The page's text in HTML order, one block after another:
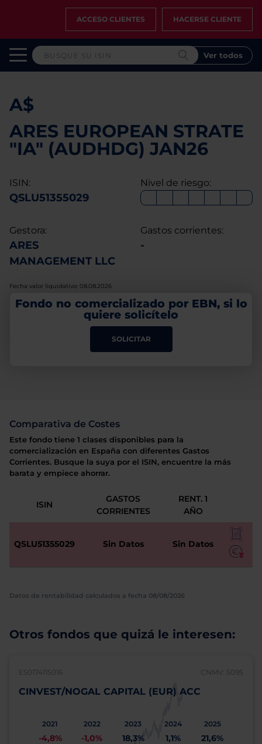
ACCESO CLIENTES HACERSE CLIENTE
Ver todos
A$
ARES EUROPEAN STRATE
"IA" (AUDHDG) JAN26
ISIN:
QSLU51355029
Nivel de riesgo:
Gestora:
ARES
MANAGEMENT LLC
Gastos corrientes:
-
Fecha valor liquidativo: 08.08.2026
Fondo no comercializado por EBN, si lo
quiere solicítelo
SOLICITAR
Comparativa de Costes
Este fondo tiene 1 clases disponibles para la
comercialización en España con diferentes Gastos
Corrientes. Busque la suya por el ISIN, encuentre la más
barata y empiece ahorrar.
ISIN
GASTOS
CORRIENTES
RENT. 1
AÑO
QSLU51355029 Sin Datos Sin Datos
Datos de rentabilidad calculados a fecha 08/08/2026
Otros fondos que quizá le interesen:
ES0174115016 CNMV: 5095
CINVEST/NOGAL CAPITAL (EUR) ACC
2021
-4,8%
2022
-1,0%
2023
18,3%
2024
1,1%
2025
21,6%